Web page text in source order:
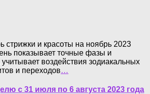
стрижки и красоты на ноябрь 2023
показывает точные фазы и
воздействия зодиакальных
и переходов…
с 31 июля по 6 августа 2023 года